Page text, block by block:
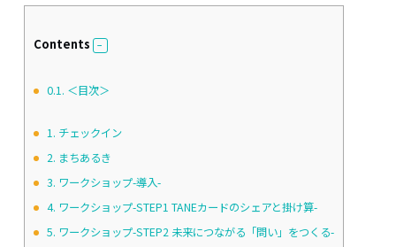
Contents
0.1. ＜目次＞
1. チェックイン
2. まちあるき
3. ワークショップ-導入-
4. ワークショップ-STEP1 TANEカードのシェアと掛け算-
5. ワークショップ-STEP2 未来につながる「問い」をつくる-